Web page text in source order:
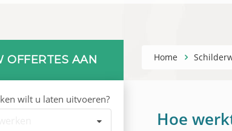
Home
OFFERTES AAN
wilt u laten uitvoeren?
Hoe